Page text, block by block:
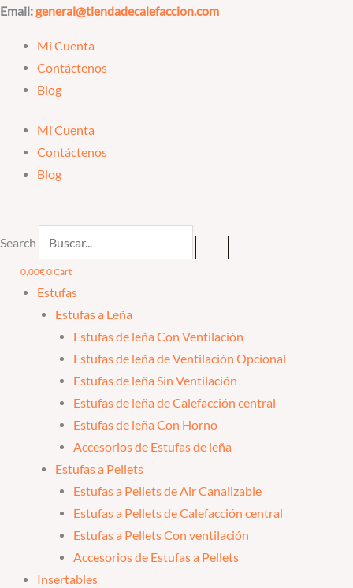
Ir
contenido
Email:general@tiendadecalefaccion.com
Mi Cuenta
Contáctenos
Blog
Mi Cuenta
Contáctenos
Blog
Search
0,00€0Cart
Estufas
Estufas a Leña
Estufas de leña Con Ventilación
Estufas de leña de Ventilación Opcional
Estufas de leña Sin Ventilación
Estufas de leña de Calefacción central
Estufas de leña Con Horno
Accesorios de Estufas de leña
Estufas a Pellets
Estufas a Pellets de Air Canalizable
Estufas a Pellets de Calefacción central
Estufas a Pellets Con ventilación
Accesorios de Estufas a Pellets
Insertables